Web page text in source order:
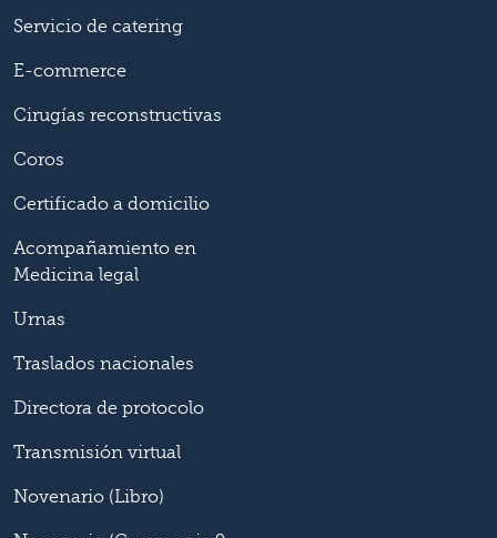
Servicio de catering
E-commerce
Cirugías reconstructivas
Coros
Certificado a domicilio
Acompañamiento en
Medicina legal
Urnas
Traslados nacionales
Directora de protocolo
Transmisión virtual
Novenario (Libro)